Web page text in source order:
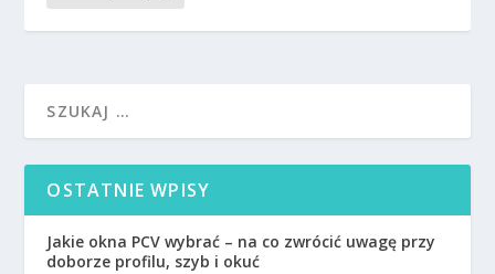
OSTATNIE WPISY
Jakie okna PCV wybrać – na co zwrócić uwagę przy
doborze profilu, szyb i okuć